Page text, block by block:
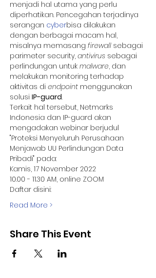
menjadi hal utama yang perlu
diperhatikan. Pencegahan terjadinya
serangan cyberbisa dilakukan
dengan berbagai macam hal,
misalnya memasang firewall sebagai
parimeter security, antivirus sebagai
perlindungan untuk malware, dan
melakukan monitoring terhadap
aktivitas di endpoint menggunakan
solusi IP-guard.
Terkait hal tersebut, Netmarks
Indonesia dan IP-guard akan
mengadakan webinar berjudul
"Proteksi Menyeluruh Perusahaan
Menjawab UU Perlindungan Data
Pribadi" pada:
Kamis, 17 November 2022
10.00 - 11.30 AM, online ZOOM
Daftar disini:
Read More >
Share This Event